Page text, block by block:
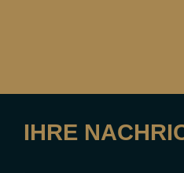
IHRE